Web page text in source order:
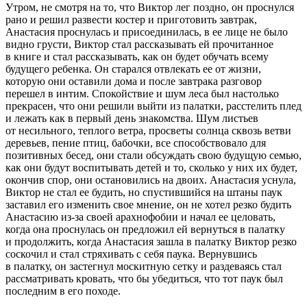
Утром, не смотря на то, что Виктор лег поздно, он проснулся
рано и решил развести костер и приготовить завтрак,
Анастасия проснулась и присоединилась, в ее лице не было
видно грусти, Виктор стал рассказывать ей прочитанное
в книге и стал рассказывать, как он будет обучать всему
будущего ребенка. Он старался отвлекать ее от жизни,
которую они оставили дома и после завтрака разговор
перешел в интим. Спокойствие и шум леса был настолько
прекрасен, что они решили выйти из палатки, расстелить плед
и лежать как в первый день знакомства. Шум листьев
от несильного, теплого ветра, просветы солнца сквозь ветви
деревьев, пение птиц, бабочки, все способствовало для
позитивных бесед, они стали обсуждать свою будущую семью,
как они будут воспитывать детей и то, сколько у них их будет,
окончив спор, они остановились на двоих. Анастасия уснула,
Виктор не стал ее будить, но спустившийся на штаны паук
заставил его изменить свое мнение, он не хотел резко будить
Анастасию из-за своей арахнофобии и начал ее целовать,
когда она проснулась он предложил ей вернуться в палатку
и продолжить, когда Анастасия зашла в палатку Виктор резко
соскочил и стал стряхивать с себя паука. Вернувшись
в палатку, он застегнул москитную сетку и раздеваясь стал
рассматривать кровать, что бы убедиться, что тот паук был
последним в его походе.